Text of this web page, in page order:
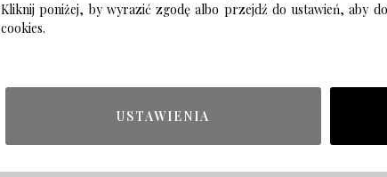
Kliknij poniżej, by wyrazić zgodę albo przejdź do ustawień, aby
cookies.
USTAWIENIA